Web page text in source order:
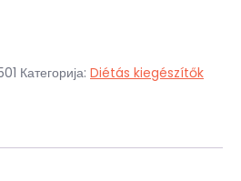
Категорија: Diétás kiegészítők